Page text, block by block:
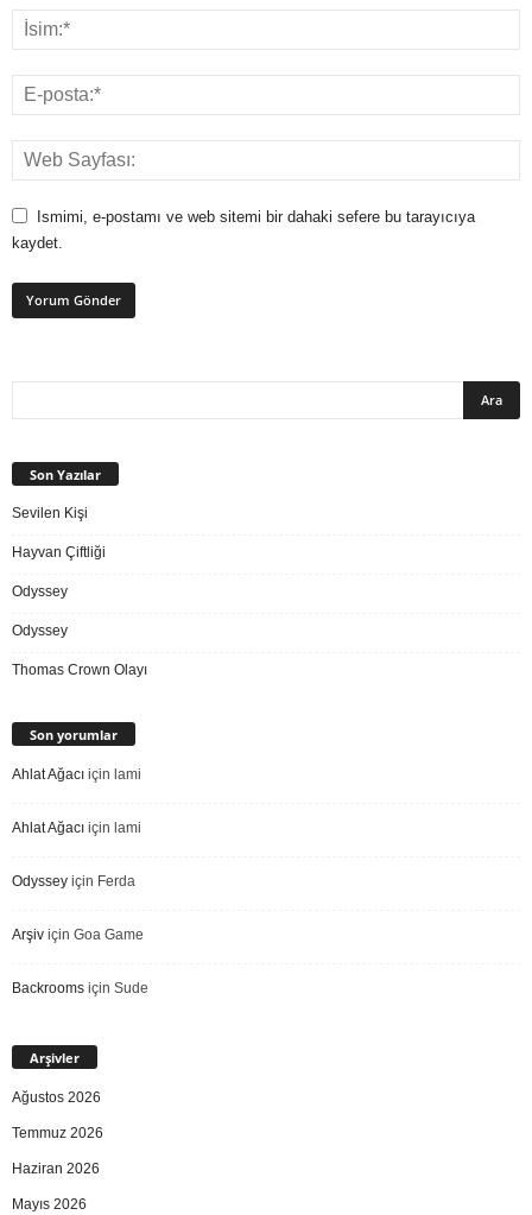
Ismimi, e-postamı ve web sitemi bir dahaki sefere bu tarayıcıya
kaydet.
Son Yazılar
Sevilen Kişi
Hayvan Çiftliği
Odyssey
Odyssey
Thomas Crown Olayı
Son yorumlar
Ahlat Ağacı için lami
Ahlat Ağacı için lami
Odyssey için Ferda
Arşiv için Goa Game
Backrooms için Sude
Arşivler
Ağustos 2026
Temmuz 2026
Haziran 2026
Mayıs 2026